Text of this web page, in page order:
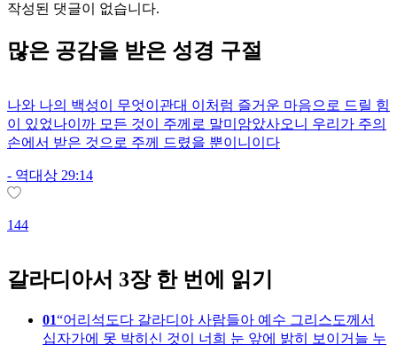
작성된 댓글이 없습니다.
많은 공감을 받은 성경 구절
나와 나의 백성이 무엇이관대 이처럼 즐거운 마음으로 드릴 힘
이 있었나이까 모든 것이 주께로 말미암았사오니 우리가 주의
손에서 받은 것으로 주께 드렸을 뿐이니이다
- 역대상 29:14
144
갈라디아서 3장 한 번에 읽기
01 어리석도다 갈라디아 사람들아 예수 그리스도께서
십자가에 못 박히신 것이 너희 눈 앞에 밝히 보이거늘 누